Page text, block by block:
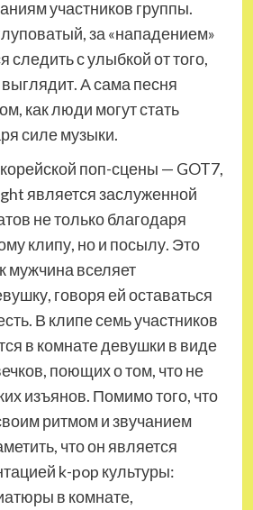
участников группы.
за «нападением»
следить с улыбкой от того,
выглядит. А сама песня
как люди могут стать
силе музыки.
поп-сцены — GOT7,
является заслуженной
не только благодаря
клипу, но и посылу. Это
мужчина вселяет
говоря ей оставаться
В клипе семь участников
в комнате девушки в виде
поющих о том, что не
изъянов. Помимо того, что
ритмом и звучанием
что он является
k-pop культуры:
в комнате,